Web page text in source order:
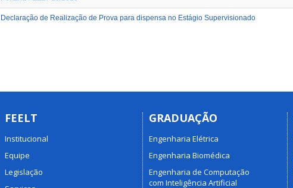
Declaração de Realização de Prova para dispensa no Estágio Supervisionado
FEELT
Institucional
Equipe
Legislação
GRADUAÇÃO
Engenharia Elétrica
Engenharia Biomédica
Engenharia de Computação
com Inteligência Artificial